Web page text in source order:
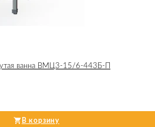
ванна ВМЦ3-15/6-443Б-П
В корзину